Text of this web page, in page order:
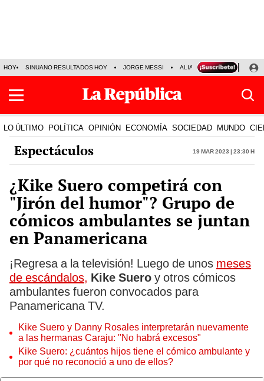
HOY SINUANO RESULTADOS HOY JORGE MESSI ALIANZA LIMA VS SPORT
LO ÚLTIMO POLÍTICA OPINIÓN ECONOMÍA SOCIEDAD MUNDO
Espectáculos 19 Mar 2023 | 23:30 h
¿Kike Suero competirá con
"Jirón del humor"? Grupo de
cómicos ambulantes se juntan
en Panamericana
¡Regresa a la televisión! Luego de unos meses
de escándalos, Kike Suero y otros cómicos
ambulantes fueron convocados para
Panamericana TV.
Kike Suero y Danny Rosales interpretarán nuevamente
a las hermanas Caraju: "No habrá excesos"
Kike Suero: ¿cuántos hijos tiene el cómico ambulante y
por qué no reconoció a uno de ellos?